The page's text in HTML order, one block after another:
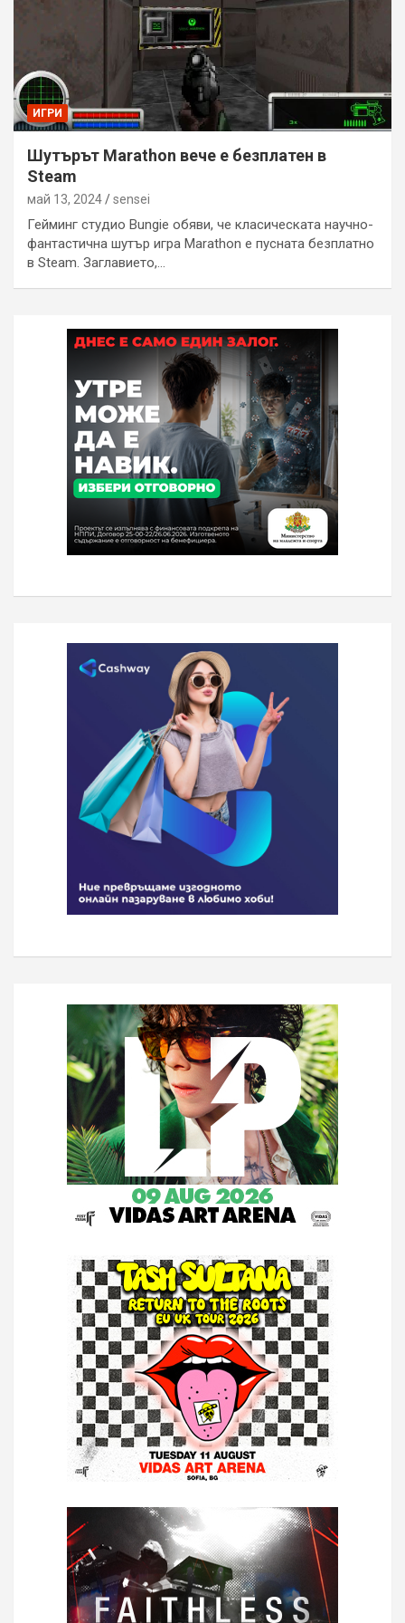
ИГРИ
Шутърът Marathon вече е безплатен в
Steam
май 13, 2024 sensei
Гейминг студио Bungie обяви, че класическата научно-
фантастична шутър игра Marathon е пусната безплатно
в Steam. Заглавието,…